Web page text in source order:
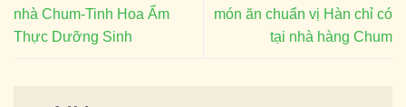
nhà Chum-Tinh Hoa Ẩm
Thực Dưỡng Sinh
món ăn chuẩn vị Hàn chỉ có
tại nhà hàng Chum